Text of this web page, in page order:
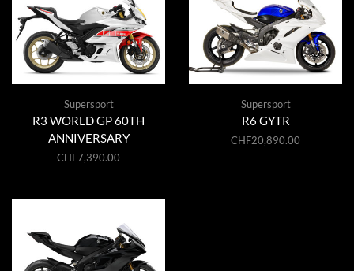
Supersport
R3 WORLD GP 60TH
ANNIVERSARY
CHF7,390.00
Supersport
R6 GYTR
CHF20,890.00